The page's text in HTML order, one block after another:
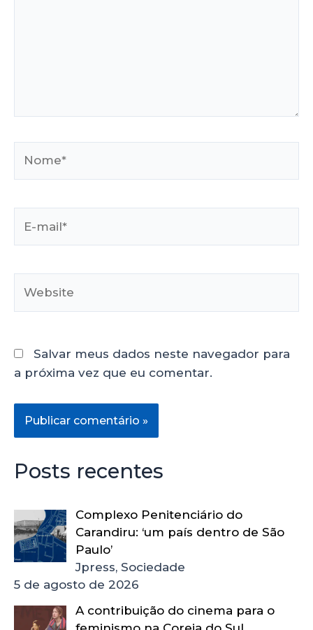
Salvar meus dados neste navegador para
a próxima vez que eu comentar.
Posts recentes
Complexo Penitenciário do
Carandiru: ‘um país dentro de São
Paulo’
Jpress, Sociedade
5 de agosto de 2026
A contribuição do cinema para o